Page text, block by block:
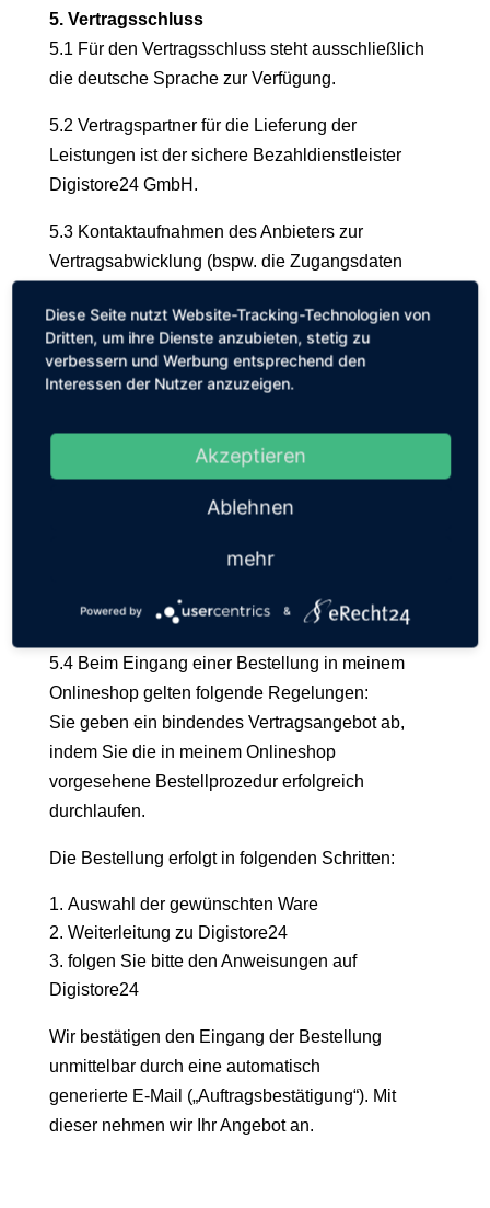
5. Vertragsschluss
5.1 Für den Vertragsschluss steht ausschließlich
die deutsche Sprache zur Verfügung.
5.2 Vertragspartner für die Lieferung der
Leistungen ist der sichere Bezahldienstleister
Digistore24 GmbH.
5.3 Kontaktaufnahmen des Anbieters zur
Vertragsabwicklung (bspw. die Zugangsdaten
Der Kunde hat sicherzustellen, dass
die von ihm bei der Abgabe des Angebots
angegebene E-Mail-Adresse zutreffend ist,
versandten E-Mails empfangen werden
können. Insbesondere hat der Kunde bei dem
Einsatz von SPAM-Filtern sicherzustellen,
Vertragsabwicklung beauftragten
können.
5.4 Beim Eingang einer Bestellung in meinem
Onlineshop gelten folgende Regelungen:
Sie geben ein bindendes Vertragsangebot ab,
indem Sie die in meinem Onlineshop
vorgesehene Bestellprozedur erfolgreich
durchlaufen.
Die Bestellung erfolgt in folgenden Schritten:
Auswahl der gewünschten Ware
Weiterleitung zu Digistore24
folgen Sie bitte den Anweisungen auf
Digistore24
Wir bestätigen den Eingang der Bestellung
unmittelbar durch eine automatisch
generierte E-Mail („Auftragsbestätigung“). Mit
dieser nehmen wir Ihr Angebot an.
Diese Seite nutzt Website-Tracking-Technologien von
Dritten, um ihre Dienste anzubieten, stetig zu
verbessern und Werbung entsprechend den
Interessen der Nutzer anzuzeigen.
Akzeptieren
Ablehnen
mehr
Powered by &